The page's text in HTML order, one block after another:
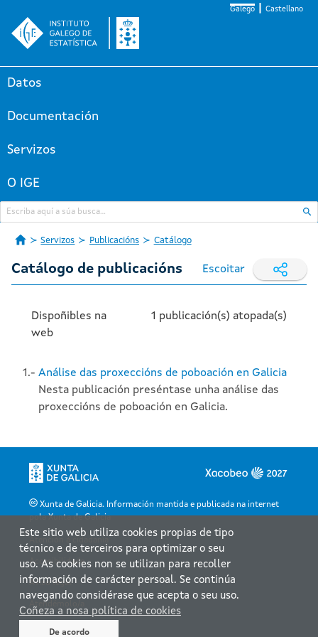
Galego Castellano
Datos
Documentación
Servizos
O IGE
Servizos Publicacións Catálogo
Catálogo de publicacións Escoitar
Dispoñibles na
web
1 publicación(s) atopada(s)
1.- Análise das proxeccións de poboación en Galicia
Nesta publicación preséntase unha análise das
proxeccións de poboación en Galicia.
Xunta de Galicia. Información mantida e publicada na internet
pola Xunta de Galicia
Accesibilidade
Aviso legal
Este sitio web utiliza cookies propias de tipo
técnico e de terceiros para optimizar o seu
uso. As cookies non se utilizan para recoller
información de carácter persoal. Se continúa
navegando considérase que acepta o seu uso.
Coñeza a nosa política de cookies
De acordo